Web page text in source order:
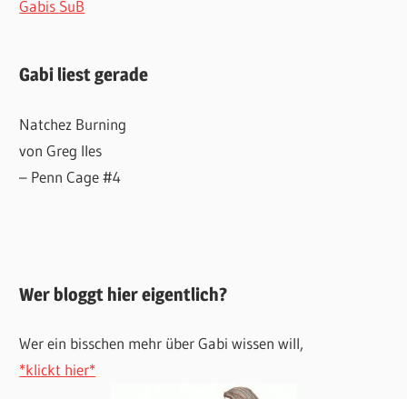
Gabis SuB
Gabi liest gerade
Natchez Burning
von Greg Iles
– Penn Cage #4
Wer bloggt hier eigentlich?
Wer ein bisschen mehr über Gabi wissen will,
*klickt hier*